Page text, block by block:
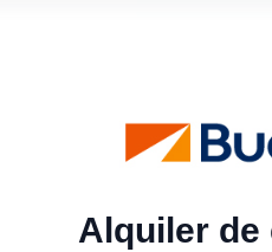
Alquiler de